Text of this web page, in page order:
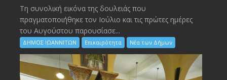
Τη συνολική εικόνα της δουλειάς που
πραγματοποιήθηκε τον Ιούλιο και τις πρώτες ημέρες
του Αυγούστου παρουσίασε...
ΔΗΜΟΣ ΙΩΑΝΝΙΤΩΝ Επικαιρότητα Νέα των Δήμων